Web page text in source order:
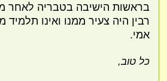
בראשות הישיבה בטבריה לאחר
רבין היה צעיר ממנו ואינו תלמיד
אמי.
כל טוב,